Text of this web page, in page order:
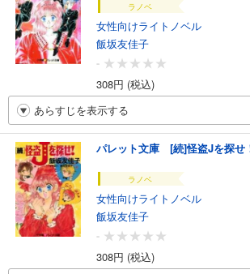
ラノベ
女性向けライトノベル
飯坂友佳子
-
308円 (税込)
あらすじを表示する
パレット文庫 [続]怪盗Jを探せ
ラノベ
女性向けライトノベル
飯坂友佳子
-
308円 (税込)